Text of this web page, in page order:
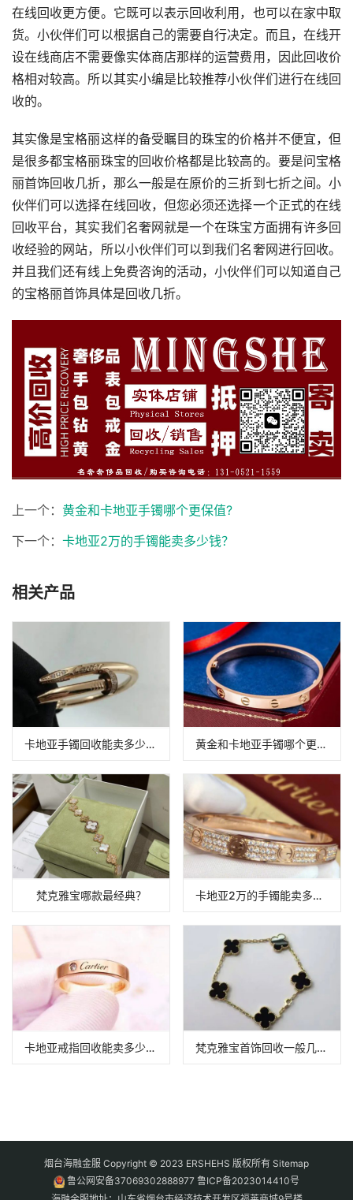
在线回收更方便。它既可以表示回收利用，也可以在家中取
货。小伙伴们可以根据自己的需要自行决定。而且，在线开
设在线商店不需要像实体商店那样的运营费用，因此回收价
格相对较高。所以其实小编是比较推荐小伙伴们进行在线回
收的。
其实像是宝格丽这样的备受瞩目的珠宝的价格并不便宜，但
是很多都宝格丽珠宝的回收价格都是比较高的。要是问宝格
丽首饰回收几折，那么一般是在原价的三折到七折之间。小
伙伴们可以选择在线回收，但您必须还选择一个正式的在线
回收平台，其实我们名奢网就是一个在珠宝方面拥有许多回
收经验的网站，所以小伙伴们可以到我们名奢网进行回收。
并且我们还有线上免费咨询的活动，小伙伴们可以知道自己
的宝格丽首饰具体是回收几折。
上一个： 黄金和卡地亚手镯哪个更保值?
下一个： 卡地亚2万的手镯能卖多少钱？
相关产品
卡地亚手镯回收能卖多少钱？ 黄金和卡地亚手镯哪个更保值?
梵克雅宝哪款最经典？ 卡地亚2万的手镯能卖多少钱？
卡地亚戒指回收能卖多少钱？ 梵克雅宝首饰回收一般几折？
烟台海融金服 Copyright © 2023 ERSHEHS 版权所有 Sitemap
鲁公网安备37069302888977 鲁ICP备2023014410号